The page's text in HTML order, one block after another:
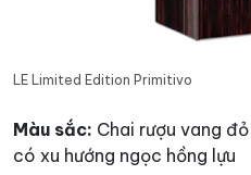
LE Limited Edition Primitivo
Màu sắc: Chai rượu vang
có xu hướng ngọc hồng lựu